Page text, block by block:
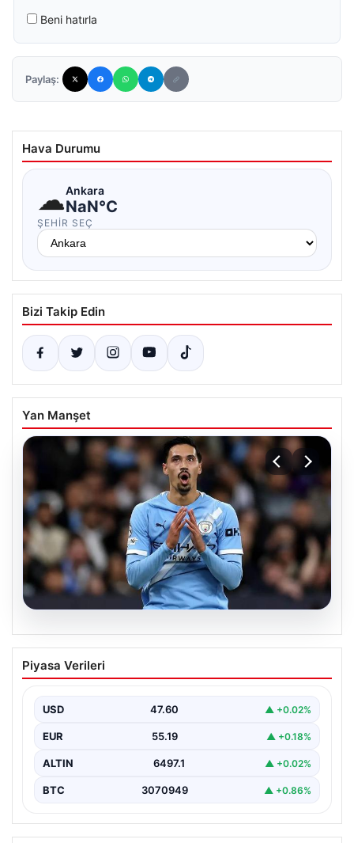
Beni hatırla
Paylaş:
Hava Durumu
☁Ankara
NaN°C
ŞEHIR SEÇ
Bizi Takip Edin
Yan Manşet
04.08.2026
Galatasaray’a Orta Sahada Güç Katan
Dev Transfer: Manchester City’nin
Galatasaray, transfer çalışmalarını yoğunlaştırdığı yaz
kırmızılı yönetim, özellikle…
Piyasa Verileri
USD 47.60 ▲ +0.02%
EUR 55.19 ▲ +0.18%
ALTIN 6497.1 ▲ +0.02%
BTC 3070949 ▲ +0.86%